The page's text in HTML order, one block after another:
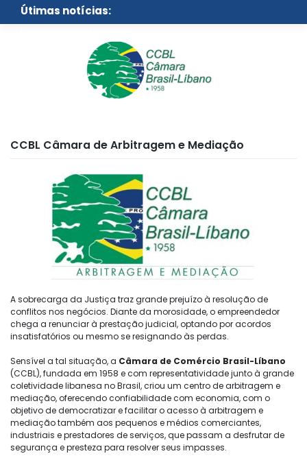
Útimas notícias:
CCBL Câmara de Arbitragem e Mediação
A sobrecarga da Justiça traz grande prejuízo à resolução de
conflitos nos negócios. Diante da morosidade, o empreendedor
chega a renunciar à prestação judicial, optando por acordos
insatisfatórios ou mesmo se resignando às perdas.
Sensível a tal situação, a Câmara de Comércio Brasil-Líbano
(CCBL), fundada em 1958 e com representatividade junto à grande
coletividade libanesa no Brasil, criou um centro de arbitragem e
mediação, oferecendo confiabilidade com economia, com o
objetivo de democratizar e facilitar o acesso à arbitragem e
mediação também aos pequenos e médios comerciantes,
industriais e prestadores de serviços, que passam a desfrutar de
segurança e presteza para resolver seus impasses.